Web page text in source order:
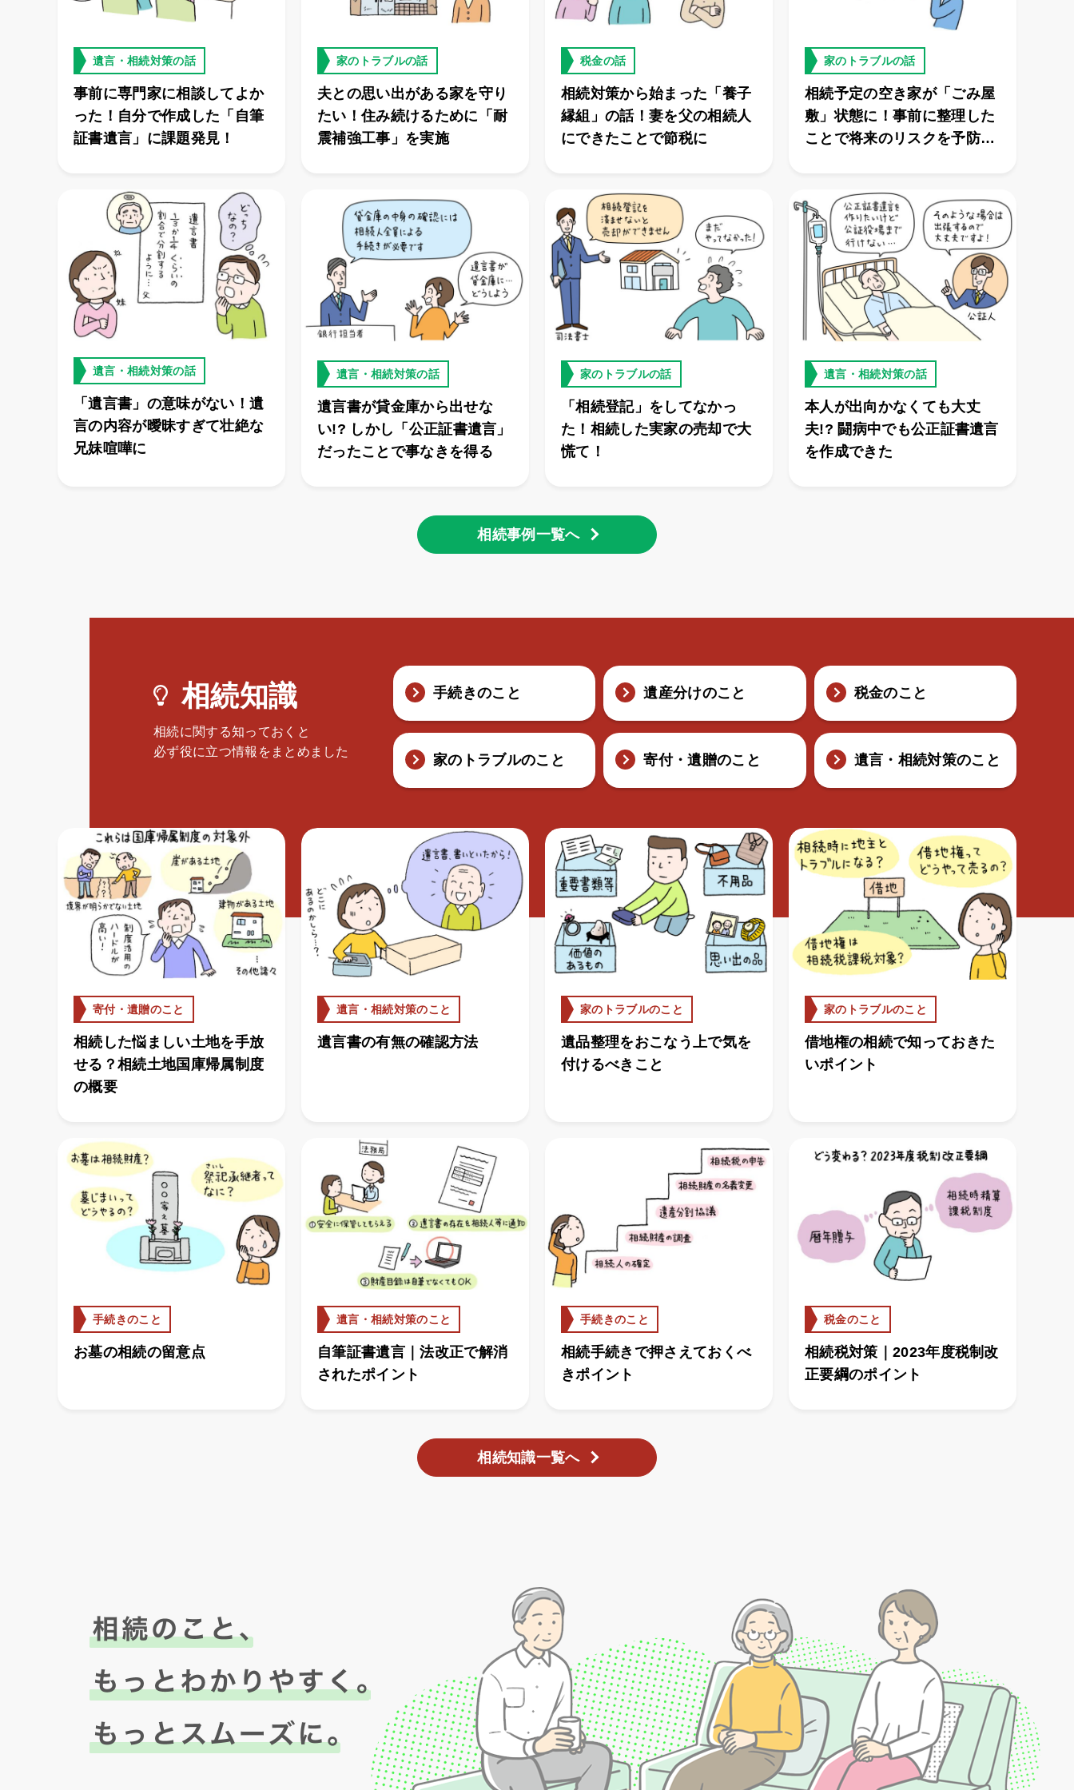
遺言・相続対策の話
事前に専門家に相談してよか
った！自分で作成した「自筆
証書遺言」に課題発見！
家のトラブルの話
夫との思い出がある家を守り
たい！住み続けるために「耐
震補強工事」を実施
税金の話
相続対策から始まった「養子
縁組」の話！妻を父の相続人
にできたことで節税に
家のトラブルの話
相続予定の空き家が「ごみ屋
敷」状態に！事前に整理した
ことで将来のリスクを予防で
遺言・相続対策の話
「遺言書」の意味がない！遺
言の内容が曖昧すぎて壮絶な
兄妹喧嘩に
遺言・相続対策の話
遺言書が貸金庫から出せな
い!? しかし「公正証書遺言」
だったことで事なきを得る
家のトラブルの話
「相続登記」をしてなかっ
た！相続した実家の売却で大
慌て！
遺言・相続対策の話
本人が出向かなくても大丈
夫!? 闘病中でも公正証書遺言
を作成できた
相続事例一覧へ
相続知識
相続に関する知っておくと
必ず役に立つ情報をまとめました
手続きのこと 遺産分けのこと 税金のこと
家のトラブルのこと 寄付・遺贈のこと 遺言・相続対策のこと
寄付・遺贈のこと
相続した悩ましい土地を手放
せる？相続土地国庫帰属制度
の概要
遺言・相続対策のこと
遺言書の有無の確認方法
家のトラブルのこと
遺品整理をおこなう上で気を
付けるべきこと
家のトラブルのこと
借地権の相続で知っておきた
いポイント
手続きのこと
お墓の相続の留意点
遺言・相続対策のこと
自筆証書遺言｜法改正で解消
されたポイント
手続きのこと
相続手続きで押さえておくべ
きポイント
税金のこと
相続税対策｜2023年度税制改
正要綱のポイント
相続知識一覧へ